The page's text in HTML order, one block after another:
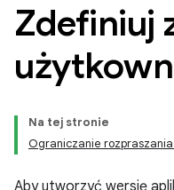
Zdefiniuj
Na tej stronie
Ograniczanie
Aby utworzyć wersję